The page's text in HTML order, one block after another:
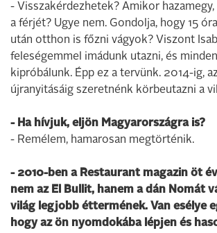
- Visszakérdezhetek? Amikor
a férjét? Ugye nem. Gondolja, hogy 15
után otthon is főzni vágyok? Viszont
feleségemmel imádunk utazni, és
kipróbálunk. Épp ez a tervünk. 2014-ig,
újranyitásáig szeretnénk körbeutazni a
- Ha hívjuk, eljön Magyarországra is?
- Remélem, hamarosan megtörténik.
- 2010-ben a Restaurant magazin öt
nem az El Bullit, hanem a dán Nomát
világ legjobb éttermének. Van esélye
hogy az ön nyomdokába lépjen és